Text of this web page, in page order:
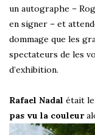
un autographe –
en signer – et
dommage que les
spectateurs de les
d’exhibition.
Rafael Nadal était
pas vu la couleur